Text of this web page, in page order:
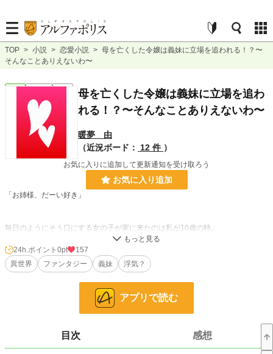
TOP > 小説 > 恋愛小説 > 母を亡くした令嬢は義妹に立場を追われる！？〜
そんなことありえないわ〜
恋愛 連載中 短編
母を亡くした令嬢は義妹に立場を追わ
れる！？〜そんなことありえないわ〜
暖夢 由
（近況ボード：
12 件 ）
お気に入りに追加して更新通知を受け取ろう
お気に入り追加
「お姉様、だーい好き」
毎日のようにそう口にする女の子が家に来たのは私が10歳の時。
私が5歳の時大好きな大好きな母が死んでしまった。
流行病だった。
急激に拡大する病の波に貴族だろうと抗うことはできなかった。
それから5年後、男爵家の令嬢。と言っても母よりも年上の未亡人の女性が7歳
の女の子を連れて我が家にやってきた。
24h.ポイント 0pt
157
異世界
ファンタジー 義妹 浮気？
アプリで読む
目次 感想